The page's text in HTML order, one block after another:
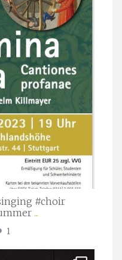
#choir
...
1